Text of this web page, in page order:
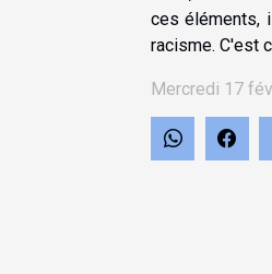
ces éléments,
racisme. C'est
Mercredi 17